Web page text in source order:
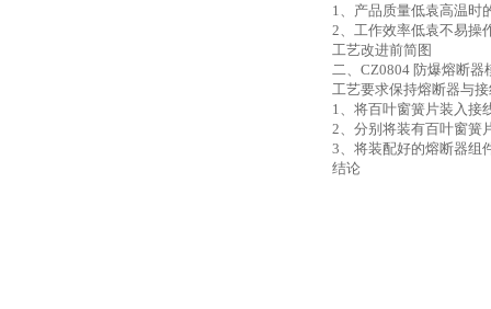
1、产品质量低袁高温时
2、工作效率低袁不易操
工艺改进前简图
二、 CZ0804 防爆熔断器
工艺要求保持熔断器与
1、将百叶窗簧片装入接
2、分别将装有百叶窗簧
3、将装配好的熔断器组
结论